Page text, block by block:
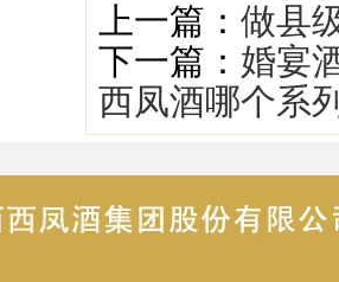
上一篇： 做县
下一篇： 婚宴
西凤酒哪个系